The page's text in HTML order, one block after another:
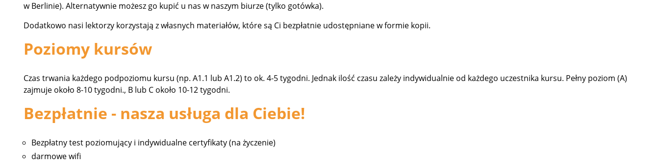
w Berlinie). Alternatywnie możesz go kupić u nas w naszym biurze (tylko gotówka).
Dodatkowo nasi lektorzy korzystają z własnych materiałów, które są Ci bezpłatnie udostępniane w formie kopii.
Poziomy kursów
Czas trwania każdego podpoziomu kursu (np. A1.1 lub A1.2) to ok. 4-5 tygodni. Jednak ilość czasu zależy indywidualnie od każdego uczestnika kursu. Pełny poziom (A)
zajmuje około 8-10 tygodni., B lub C około 10-12 tygodni.
Bezpłatnie - nasza usługa dla Ciebie!
Bezpłatny test poziomujący i indywidualne certyfikaty (na życzenie)
darmowe wifi